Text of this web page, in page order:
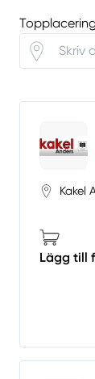
Kakel
Lägg till